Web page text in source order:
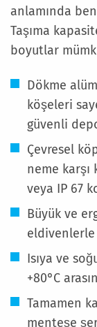
anlamında
Taşıma
boyutlar
Dökme
köşeleri
güvenli
Çevresel
neme karşı
veya IP 67
Büyük ve
eldivenlerle
Isıya ve
+80°C
Tamamen
menteşe